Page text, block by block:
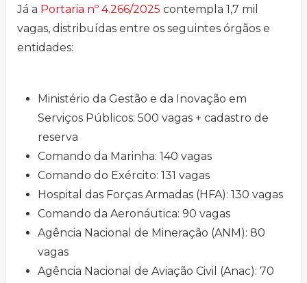
Já a Portaria nº 4.266/2025 contempla 1,7 mil
vagas, distribuídas entre os seguintes órgãos e
entidades:
Ministério da Gestão e da Inovação em
Serviços Públicos: 500 vagas + cadastro de
reserva
Comando da Marinha: 140 vagas
Comando do Exército: 131 vagas
Hospital das Forças Armadas (HFA): 130 vagas
Comando da Aeronáutica: 90 vagas
Agência Nacional de Mineração (ANM): 80
vagas
Agência Nacional de Aviação Civil (Anac): 70